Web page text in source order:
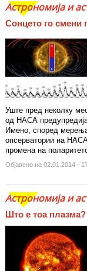
Астрономија и
Сонцето го смени
Уште пред неколку
од НАСА
Имено, според
опсерватории на
промена на
Објавено на 02.01.2014 -
Астрономија и
Што е тоа плазма?